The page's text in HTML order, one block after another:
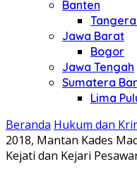
Banten
Jawa Barat
Bogor
Jawa Tengah
Sumatera
Lima
Beranda Hukum dan
2018, Mantan Kades
Kejati dan Kejari